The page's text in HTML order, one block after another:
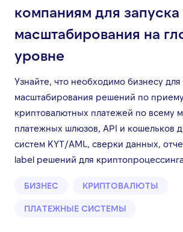
компаниям для запуска
масштабирования на
уровне
Узнайте, что необходимо бизнесу для
масштабирования решений по
криптовалютных платежей по всему
платежных шлюзов, API и кошельков
систем KYT/AML, сверки данных,
label решений для
БИЗНЕС КРИПТОВАЛЮТЫ
ПЛАТЕЖНЫЕ СИСТЕМЫ